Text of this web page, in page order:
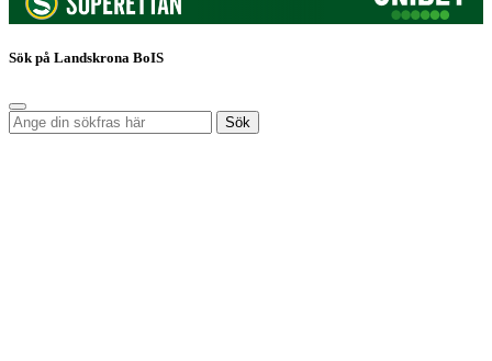
Sök på Landskrona BoIS
Sök